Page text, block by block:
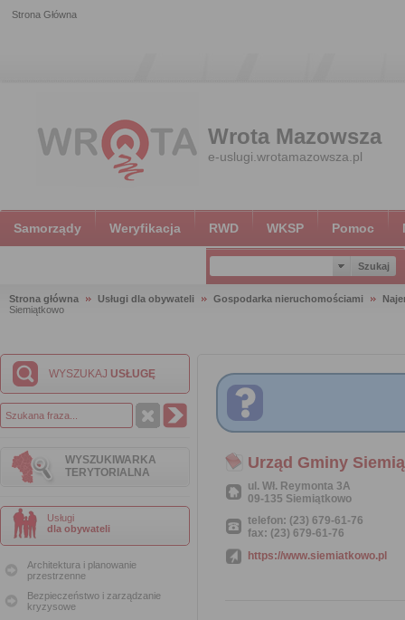
Strona Główna
Wrota Mazowsza
e-uslugi.wrotamazowsza.pl
Samorządy Weryfikacja RWD WKSP Pomoc
Strona główna Usługi dla obywateli Gospodarka nieruchomościami
Siemiątkowo
WYSZUKAJ USŁUGĘ
WYSZUKIWARKA
TERYTORIALNA
Usługi
dla obywateli
Architektura i planowanie
przestrzenne
Bezpieczeństwo i zarządzanie
kryzysowe
Urząd Gminy
ul. Wł. Reymonta 3A
09-135 Siemiątkowo
telefon: (23) 679-61-76
fax: (23) 679-61-76
https://www.siemiatkowo.pl